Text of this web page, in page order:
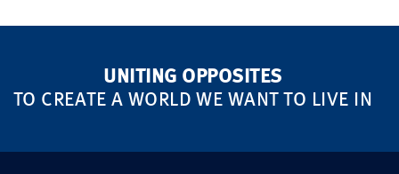
UNITING OPPOSITES
TO CREATE A WORLD WE WANT TO LIVE IN